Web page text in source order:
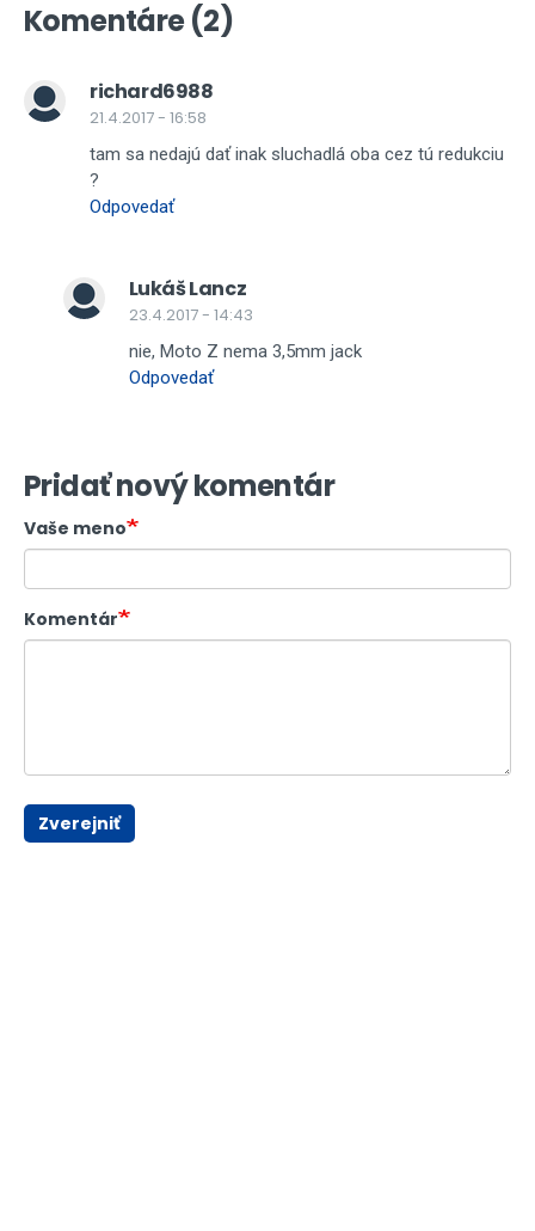
Komentáre (2)
richard6988
21.4.2017 - 16:58
tam sa nedajú dať inak sluchadlá oba cez tú redukciu
?
Odpovedať
Lukáš Lancz
23.4.2017 - 14:43
nie, Moto Z nema 3,5mm jack
Odpovedať
Pridať nový komentár
Vaše meno
Komentár
Zverejniť